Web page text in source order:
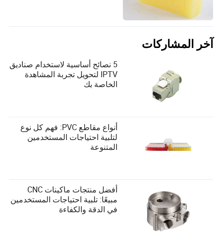
آخر المشاركات
5 نصائح أساسية لاستخدام صناديق
IPTV لتحويل تجربة المشاهدة
الخاصة بك
أنواع مقاطع PVC: فهم كل نوع
لتلبية احتياجات المستخدمين
المتنوعة
أفضل منتجات ماكينات CNC
مبيعًا: تلبية احتياجات المستخدمين
في الدقة والكفاءة